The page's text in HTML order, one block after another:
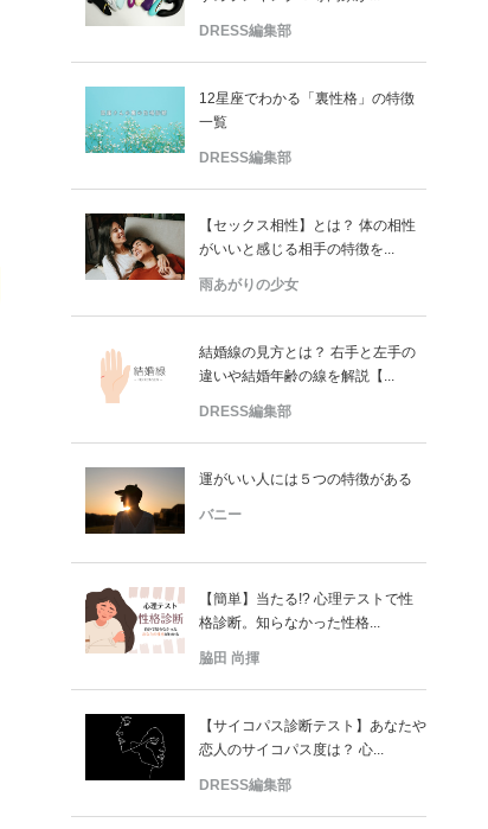
DRESS編集部
12星座でわかる「裏性格」の特徴
一覧
DRESS編集部
【セックス相性】とは？ 体の相性
がいいと感じる相手の特徴を...
雨あがりの少女
結婚線の見方とは？ 右手と左手の
違いや結婚年齢の線を解説【...
DRESS編集部
運がいい人には５つの特徴がある
バニー
【簡単】当たる!? 心理テストで性
格診断。知らなかった性格...
脇田 尚揮
【サイコパス診断テスト】あなたや
恋人のサイコパス度は？ 心...
DRESS編集部